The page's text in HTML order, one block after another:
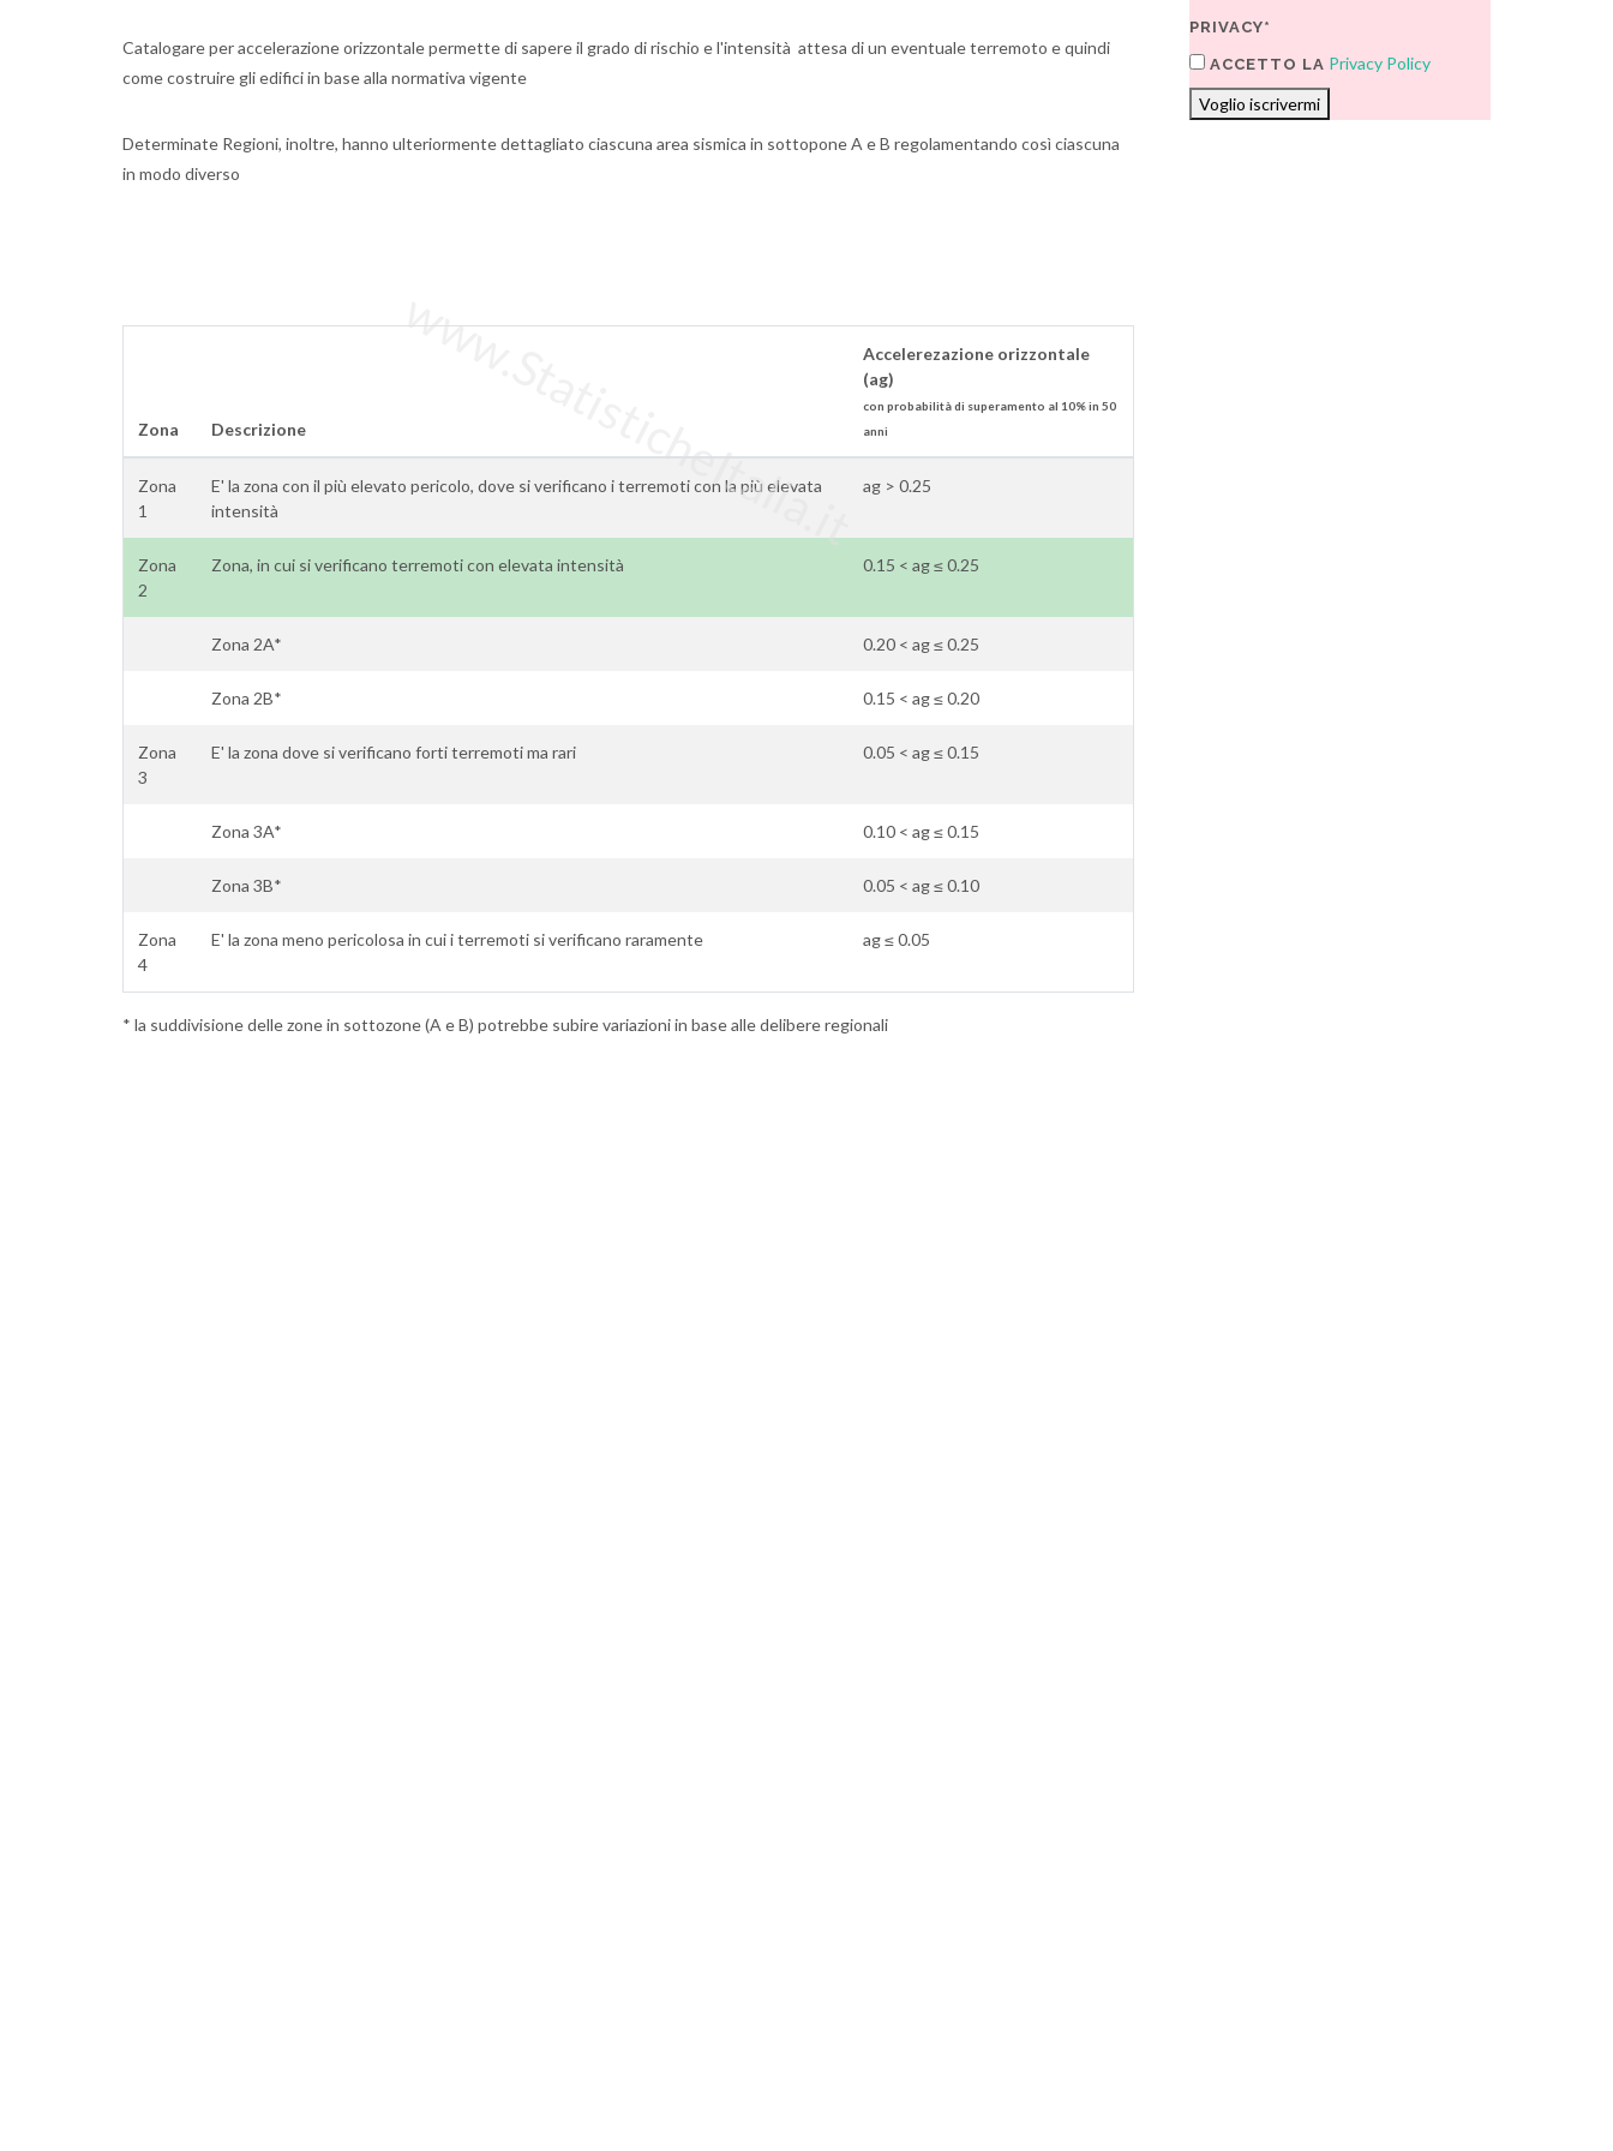
Catalogare per accelerazione orizzontale permette di sapere il grado di rischio e l'intensità attesa di un eventuale terremoto e quindi
come costruire gli edifici in base alla normativa vigente
Determinate Regioni, inoltre, hanno ulteriormente dettagliato ciascuna area sismica in sottopone A e B regolamentando così ciascuna
in modo diverso
Zona Descrizione
Accelerezazione orizzontale
(ag)
con probabilità di superamento al 10% in 50
anni
Zona
1
E' la zona con il più elevato pericolo, dove si verificano i terremoti con la più elevata
intensità
ag > 0.25
Zona
2
Zona, in cui si verificano terremoti con elevata intensità 0.15 < ag ≤ 0.25
Zona 2A* 0.20 < ag ≤ 0.25
Zona 2B* 0.15 < ag ≤ 0.20
Zona
3
E' la zona dove si verificano forti terremoti ma rari 0.05 < ag ≤ 0.15
Zona 3A* 0.10 < ag ≤ 0.15
Zona 3B* 0.05 < ag ≤ 0.10
Zona
4
E' la zona meno pericolosa in cui i terremoti si verificano raramente ag ≤ 0.05
www.StatisticheItalia.it
* la suddivisione delle zone in sottozone (A e B) potrebbe subire variazioni in base alle delibere regionali
PRIVACY*
ACCETTO LA Privacy Policy
Voglio iscrivermi